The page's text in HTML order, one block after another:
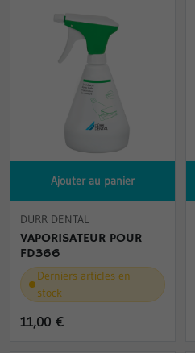
Ajouter au panier
DURR DENTAL
VAPORISATEUR POUR
FD366
Derniers articles en
stock
11,00 €